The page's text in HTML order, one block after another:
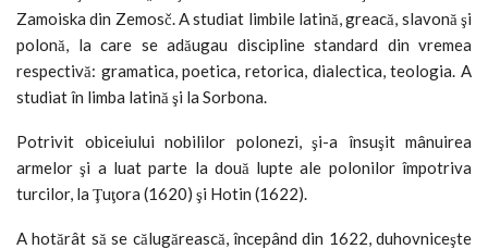
Zamoiska din Zemosč. A studiat limbile latină, greacă, slavonă şi
polonă, la care se adăugau discipline standard din vremea
respectivă: gramatica, poetica, retorica, dialectica, teologia. A
studiat în limba latină şi la Sorbona.
Potrivit obiceiului nobililor polonezi, şi-a însuşit mânuirea
armelor şi a luat parte la două lupte ale polonilor împotriva
turcilor, la Ţuţora (1620) şi Hotin (1622).
A hotărât să se călugărească, începând din 1622, duhovniceşte